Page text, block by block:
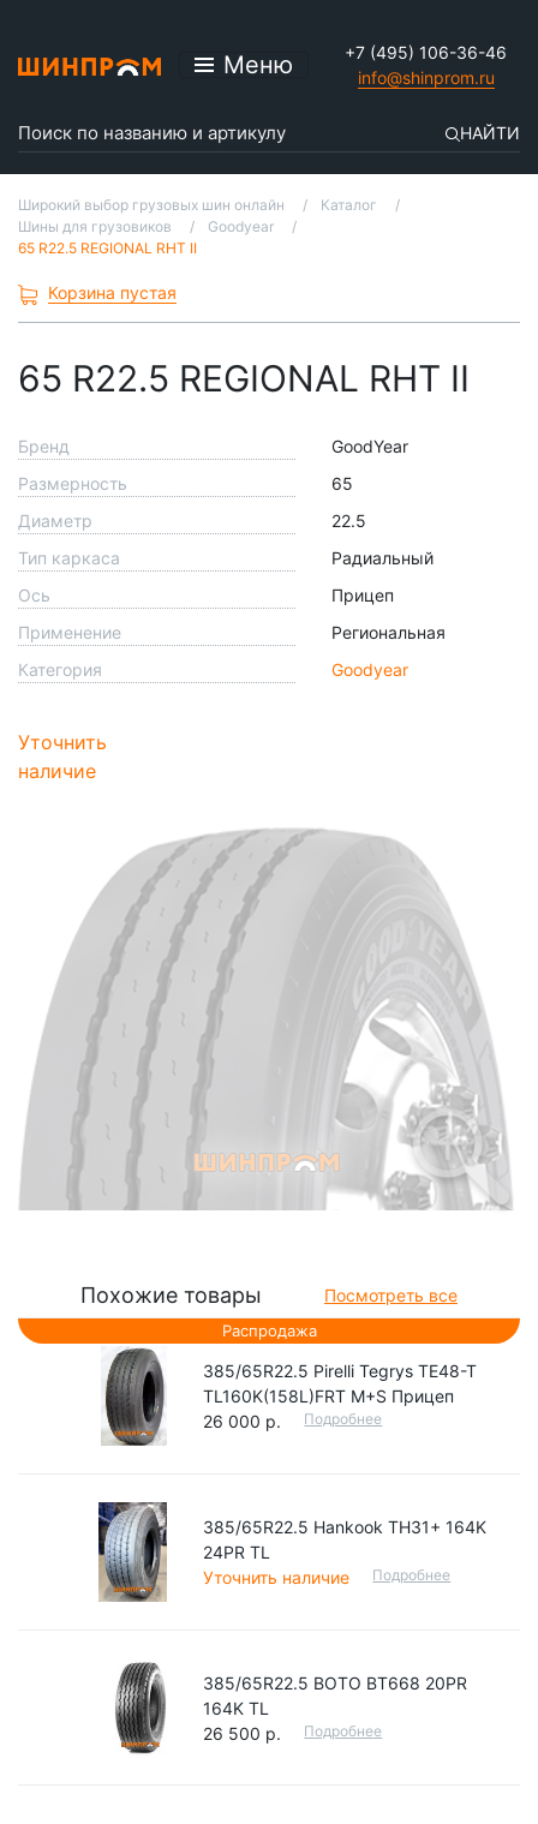
Меню
+7 (495) 106-36-46
info@shinprom.ru
НАЙТИ
Широкий выбор грузовых шин онлайн
Каталог
Шины для грузовиков
Goodyear
65 R22.5 REGIONAL RHT II
Корзина пустая
65 R22.5 REGIONAL RHT II
Бренд
GoodYear
Размерность
65
Диаметр
22.5
Тип каркаса
Радиальный
Ось
Прицеп
Применение
Региональная
Категория
Goodyear
Уточнить
наличие
Похожие товары Посмотреть все
Распродажа
385/65R22.5 Pirelli Tegrys TE48-T
TL160K(158L)FRT M+S Прицеп
26 000 р.
Подробнее
385/65R22.5 Hankook TH31+ 164K
24PR TL
Уточнить наличие
Подробнее
385/65R22.5 BOTO BT668 20PR
164K TL
26 500 р.
Подробнее